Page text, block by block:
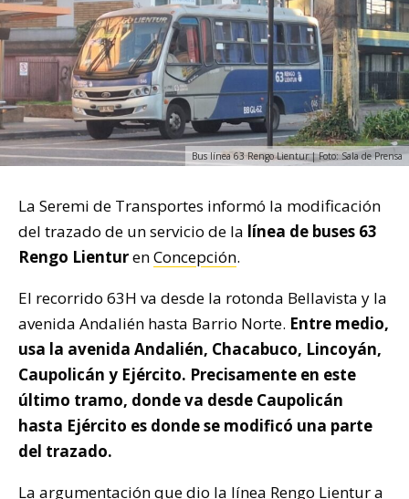
Bus línea 63 Rengo Lientur | Foto: Sala de Prensa
La Seremi de Transportes informó la modificación
del trazado de un servicio de la línea de buses 63
Rengo LienturenConcepción.
El recorrido 63H va desde la rotonda Bellavista y la
avenida Andalién hasta Barrio Norte. Entre medio,
usa la avenida Andalién, Chacabuco, Lincoyán,
Caupolicán y Ejército. Precisamente en este
último tramo, donde va desde Caupolicán
hasta Ejército es donde se modificó una parte
del trazado.
La argumentación que dio la línea Rengo Lientur a